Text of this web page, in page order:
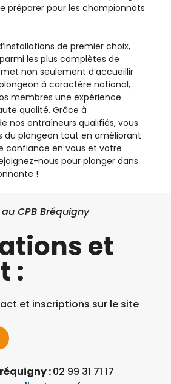
préparer pour les championnats
de premier choix,
les plus complètes de
non seulement d’accueillir
à caractère national,
membres une expérience
qualité. Grâce à
nos entraîneurs qualifiés, vous
du plongeon tout en améliorant
confiance en vous et votre
nous pour plonger dans
!
CPB Bréquigny
et
:
et inscriptions sur le site
:02 99 31 71 17